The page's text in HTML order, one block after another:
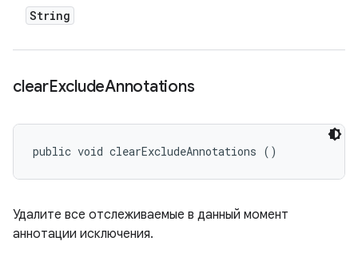
String
clearExcludeAnnotations
public void clearExcludeAnnotations ()
Удалите все отслеживаемые в данный момент
аннотации исключения.